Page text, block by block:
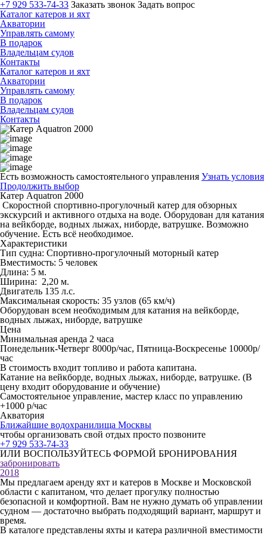
+7 929 533-74-33 Заказать звонок Задать вопрос
Каталог катеров и яхт
Акватории
Управлять самому
В подарок
Владельцам судов
Контакты
Каталог катеров и яхт
Акватории
Управлять самому
В подарок
Владельцам судов
Контакты
Есть возможность самостоятельного управления Узнать условия
Продолжить выбор
Катер Aquatron 2000
Скоростной спортивно-прогулочный катер для обзорных
экскурсий и активного отдыха на воде. Оборудован для катания
на вейкборде, водных лыжах, ниборде, ватрушке. Возможно
обучение. Есть всё необходимое.
Характеристики
Тип судна: Спортивно-прогулочный моторный катер
Вместимость: 5 человек
Длина: 5 м.
Ширина: 2,20 м.
Двигатель 135 л.с.
Максимальная скорость: 35 узлов (65 км/ч)
Оборудован всем необходимым для катания на вейкборде,
водных лыжах, ниборде, ватрушке
Цена
Минимальная аренда 2 часа
Понедельник-Четверг 8000р/час, Пятница-Воскресенье 10000р/
час
В стоимость входит топливо и работа капитана.
Катание на вейкборде, водных лыжах, ниборде, ватрушке. (В
цену входит оборудование и обучение)
Самостоятельное управление, мастер класс по управлению
+1000 р/час
Акватория
Ближайшие водохранилища Москвы
чтобы организовать свой отдых просто позвоните
+7 929 533-74-33
ИЛИ ВОСПОЛЬЗУЙТЕСЬ ФОРМОЙ БРОНИРОВАНИЯ
забронировать
2018
Мы предлагаем аренду яхт и катеров в Москве и Московской
области с капитаном, что делает прогулку полностью
безопасной и комфортной. Вам не нужно думать об управлении
судном — достаточно выбрать подходящий вариант, маршрут и
время.
В каталоге представлены яхты и катера различной вместимости